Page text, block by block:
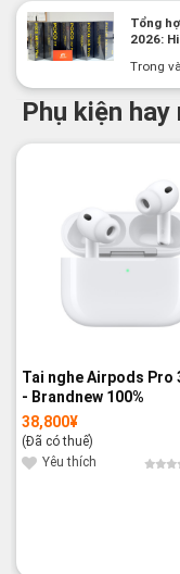
Tổng
2026:
Trong
Phụ kiện hay
Tai nghe Airpods Pro
- Brandnew 100%
38,800¥
(Đã có thuế)
Yêu thích